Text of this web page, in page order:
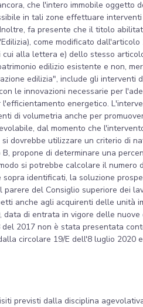
che l'intero immobile oggetto
in tali zone effettuare
fa presente che il titolo
come modificato
alla lettera e) dello stesso
edilizio esistente e non,
edilizia", include gli interventi
le innovazioni necessarie per
energetico.
di volumetria anche per
dal momento che
dovrebbe utilizzare un criterio di
propone di determinare una
si potrebbe calcolare il numero
identificati, la soluzione
del Consiglio superiore dei
anche agli acquirenti delle unità
di entrata in vigore delle nuove
2017 non è stata presentata
circolare 19/E dell'8 luglio 2020
previsti dalla disciplina